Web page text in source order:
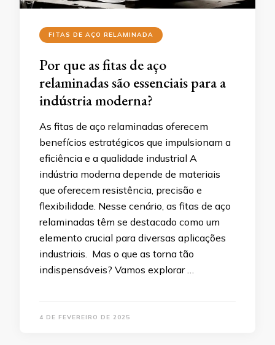
FITAS DE AÇO RELAMINADA
Por que as fitas de aço
relaminadas são essenciais para a
indústria moderna?
As fitas de aço relaminadas oferecem
benefícios estratégicos que impulsionam a
eficiência e a qualidade industrial A
indústria moderna depende de materiais
que oferecem resistência, precisão e
flexibilidade. Nesse cenário, as fitas de aço
relaminadas têm se destacado como um
elemento crucial para diversas aplicações
industriais. Mas o que as torna tão
indispensáveis? Vamos explorar …
4 DE FEVEREIRO DE 2025